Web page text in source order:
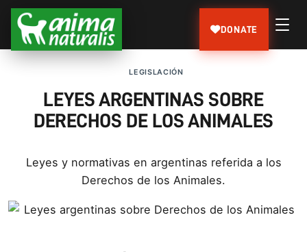
DONATE
LEGISLACIÓN
LEYES ARGENTINAS SOBRE
DERECHOS DE LOS ANIMALES
Leyes y normativas en argentinas referida a los
Derechos de los Animales.